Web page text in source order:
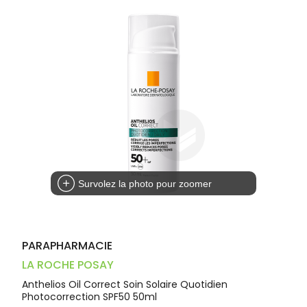
Survolez la photo pour zoomer
PARAPHARMACIE
LA ROCHE POSAY
Anthelios Oil Correct Soin Solaire Quotidien
Photocorrection SPF50 50ml